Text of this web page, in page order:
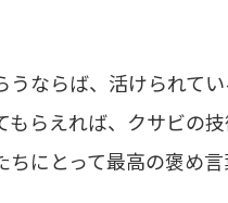
ならば、活けられて
らえれば、クサビの
にとって最高の褒め言